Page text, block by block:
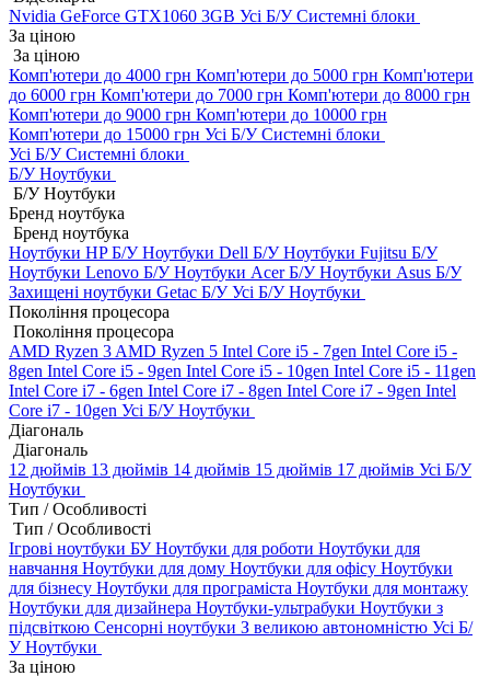
Nvidia GeForce GTX1060 3GB Усі Б/У Системні блоки
За ціною
За ціною
Комп'ютери до 4000 грн Комп'ютери до 5000 грн Комп'ютери
до 6000 грн Комп'ютери до 7000 грн Комп'ютери до 8000 грн
Комп'ютери до 9000 грн Комп'ютери до 10000 грн
Комп'ютери до 15000 грн Усі Б/У Системні блоки
Усі Б/У Системні блоки
Б/У Ноутбуки
Б/У Ноутбуки
Бренд ноутбука
Бренд ноутбука
Ноутбуки HP Б/УНоутбуки Dell Б/УНоутбуки Fujitsu Б/У
Ноутбуки Lenovo Б/УНоутбуки Acer Б/УНоутбуки Asus Б/У
Захищені ноутбуки Getac Б/УУсі Б/У Ноутбуки
Покоління процесора
Покоління процесора
AMD Ryzen 3 AMD Ryzen 5 Intel Core i5 - 7gen Intel Core i5 -
8gen Intel Core i5 - 9gen Intel Core i5 - 10gen Intel Core i5 - 11gen
Intel Core i7 - 6gen Intel Core i7 - 8gen Intel Core i7 - 9gen Intel
Core i7 - 10gen Усі Б/У Ноутбуки
Діагональ
Діагональ
12 дюймів 13 дюймів 14 дюймів 15 дюймів 17 дюймів Усі Б/У
Ноутбуки
Тип / Особливості
Тип / Особливості
Ігрові ноутбуки БУНоутбуки для роботи Ноутбуки для
навчання Ноутбуки для дому Ноутбуки для офісу Ноутбуки
для бізнесу Ноутбуки для програміста Ноутбуки для монтажу
Ноутбуки для дизайнера Ноутбуки-ультрабуки Ноутбуки з
підсвіткою Сенсорні ноутбуки З великою автономністю Усі Б/
У Ноутбуки
За ціною